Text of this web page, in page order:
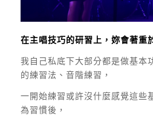
在主唱技巧的研習上，妳會著重
我自己私底下大部分都是做基本
的練習法、音階練習，
一開始練習或許沒什麼感覺這些
為習慣後，